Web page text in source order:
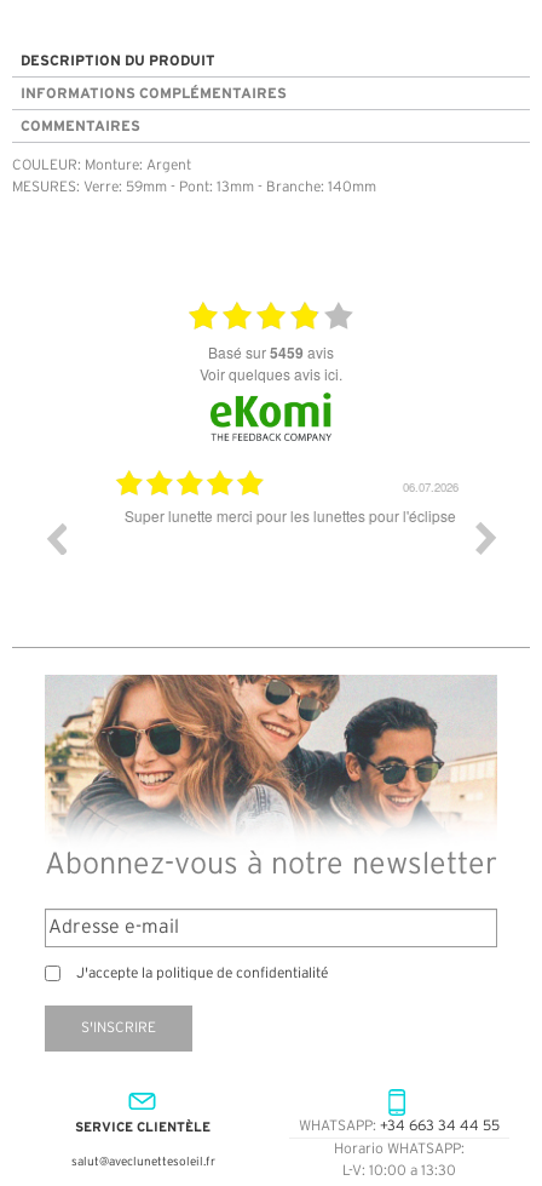
DESCRIPTION DU PRODUIT
INFORMATIONS COMPLÉMENTAIRES
COMMENTAIRES
COULEUR: Monture: Argent
MESURES: Verre: 59mm - Pont: 13mm - Branche: 140mm
basé sur5459 avis
Voir quelques avis ici.
06.07.2026
Super lunette merci pour les lunettes pour l'éclipse
Abonnez-vous à notre newsletter
J'accepte la politique de confidentialité
S'INSCRIRE
SERVICE CLIENTÈLE
salut@aveclunettesoleil.fr
WHATSAPP: +34 663 34 44 55
Horario WHATSAPP:
L-V: 10:00 a 13:30